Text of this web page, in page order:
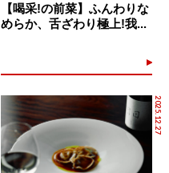
【喝采!の前菜】ふんわりな
めらか、舌ざわり極上!我...
2025.12.27